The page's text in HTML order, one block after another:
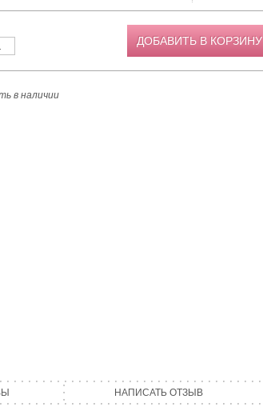
ДОБАВИТЬ В КОРЗИНУ
в наличии
НАПИСАТЬ ОТЗЫВ